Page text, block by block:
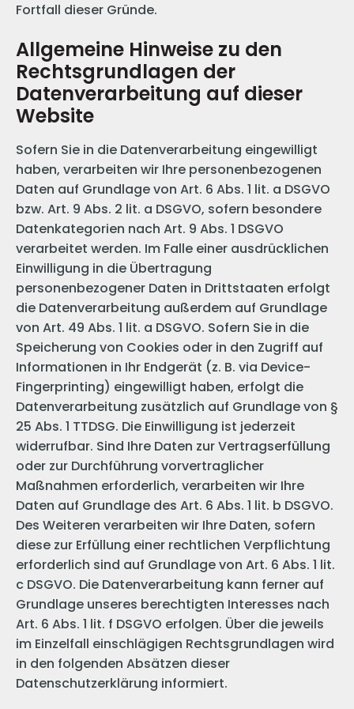
Fortfall dieser Gründe.
Allgemeine Hinweise zu den
Rechtsgrundlagen der
Datenverarbeitung auf dieser
Website
Sofern Sie in die Datenverarbeitung eingewilligt
haben, verarbeiten wir Ihre personenbezogenen
Daten auf Grundlage von Art. 6 Abs. 1 lit. a DSGVO
bzw. Art. 9 Abs. 2 lit. a DSGVO, sofern besondere
Datenkategorien nach Art. 9 Abs. 1 DSGVO
verarbeitet werden. Im Falle einer ausdrücklichen
Einwilligung in die Übertragung
personenbezogener Daten in Drittstaaten erfolgt
die Datenverarbeitung außerdem auf Grundlage
von Art. 49 Abs. 1 lit. a DSGVO. Sofern Sie in die
Speicherung von Cookies oder in den Zugriff auf
Informationen in Ihr Endgerät (z. B. via Device-
Fingerprinting) eingewilligt haben, erfolgt die
Datenverarbeitung zusätzlich auf Grundlage von §
25 Abs. 1 TTDSG. Die Einwilligung ist jederzeit
widerrufbar. Sind Ihre Daten zur Vertragserfüllung
oder zur Durchführung vorvertraglicher
Maßnahmen erforderlich, verarbeiten wir Ihre
Daten auf Grundlage des Art. 6 Abs. 1 lit. b DSGVO.
Des Weiteren verarbeiten wir Ihre Daten, sofern
diese zur Erfüllung einer rechtlichen Verpflichtung
erforderlich sind auf Grundlage von Art. 6 Abs. 1 lit.
c DSGVO. Die Datenverarbeitung kann ferner auf
Grundlage unseres berechtigten Interesses nach
Art. 6 Abs. 1 lit. f DSGVO erfolgen. Über die jeweils
im Einzelfall einschlägigen Rechtsgrundlagen wird
in den folgenden Absätzen dieser
Datenschutzerklärung informiert.